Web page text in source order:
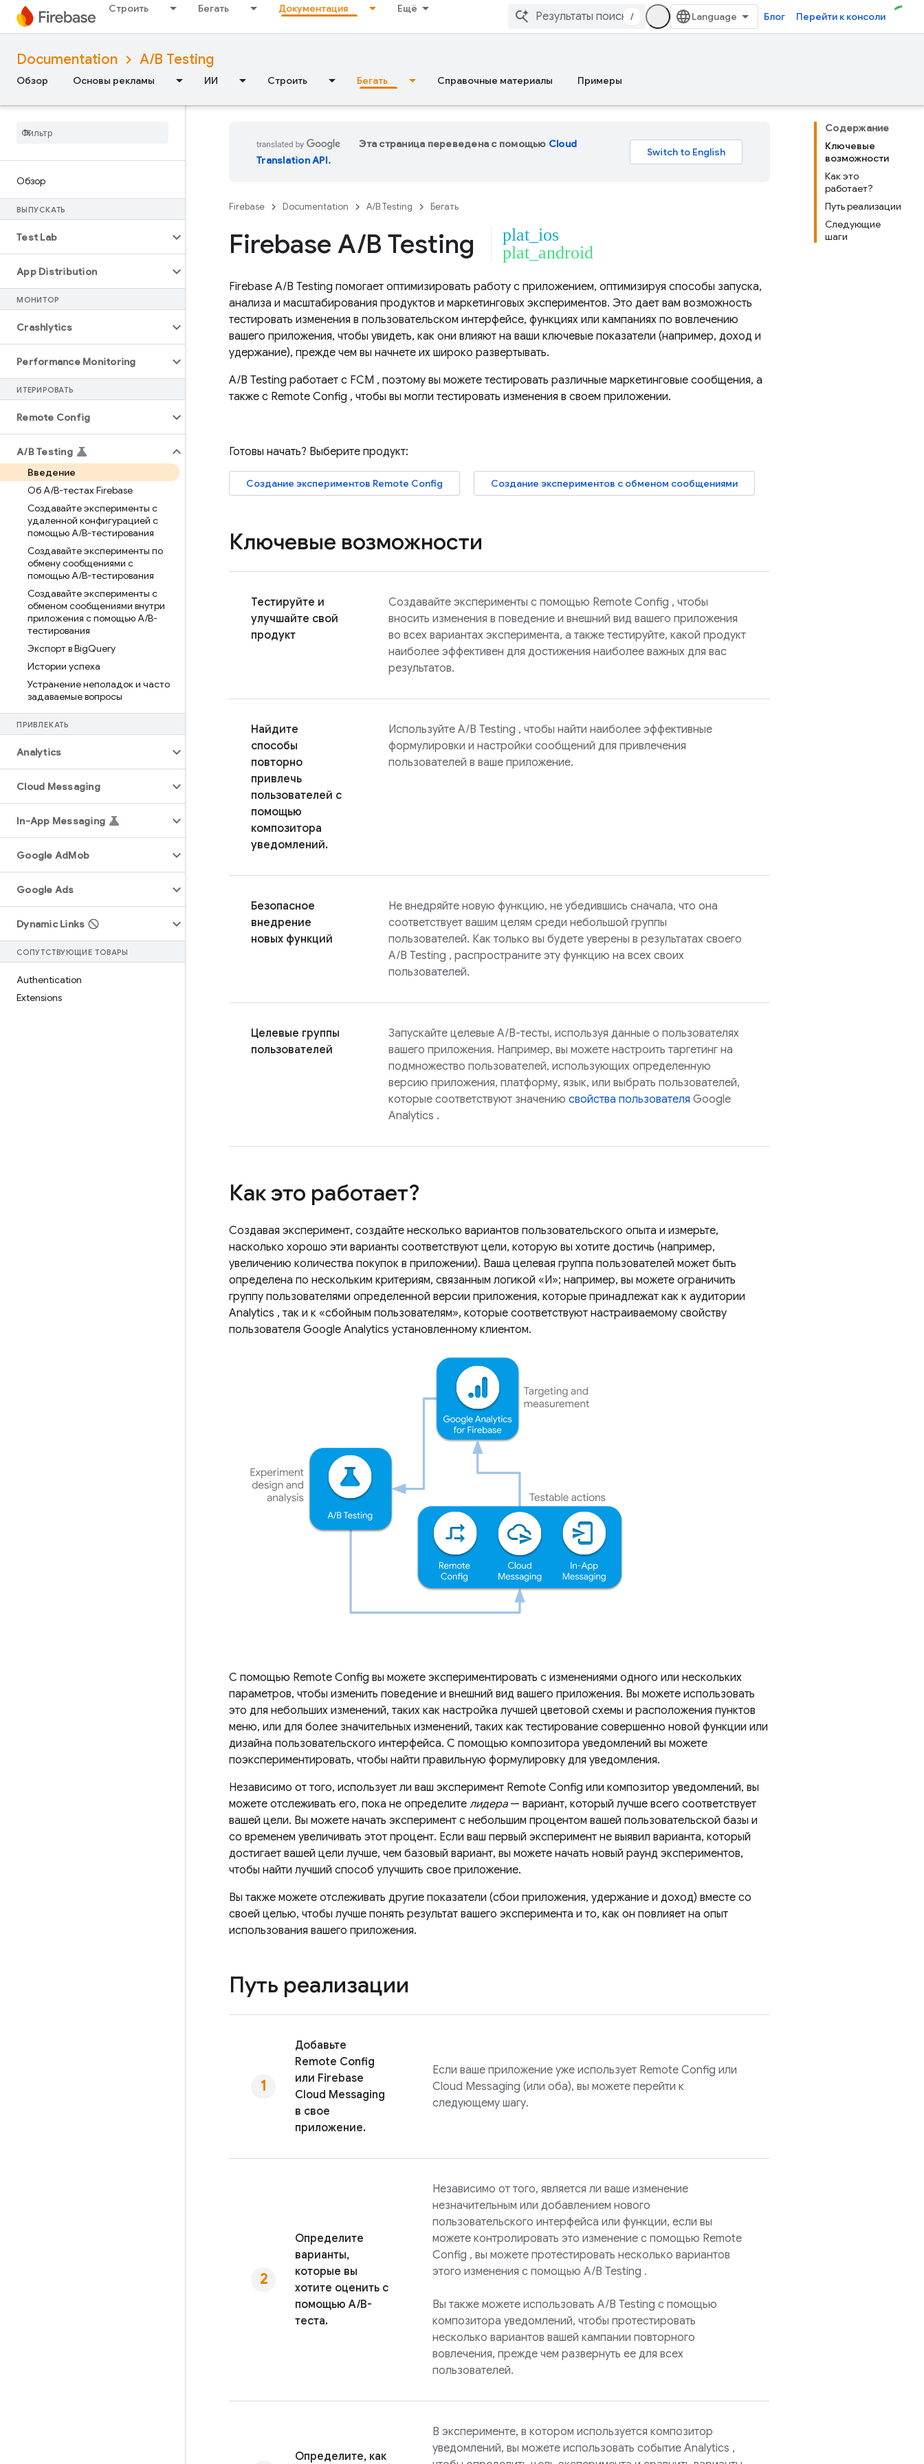
Строить Бегать Документация Ещё
/ Блог Перейти к консоли
Documentation A/B Testing
Обзор Основы рекламы ИИ Строить Бегать Справочные материалы Примеры
Обзор
ВЫПУСКАТЬ
Test Lab
App Distribution
МОНИТОР
Crashlytics
Performance Monitoring
ИТЕРИРОВАТЬ
Remote Config
A/B Testing
Введение
Об A/B-тестах Firebase
Создавайте эксперименты с
удаленной конфигурацией с
помощью A/B-тестирования
Создавайте эксперименты по
обмену сообщениями с
помощью A/B-тестирования
Создавайте эксперименты с
обменом сообщениями внутри
приложения с помощью A/B-
тестирования
Экспорт в BigQuery
Истории успеха
Устранение неполадок и часто
задаваемые вопросы
ПРИВЛЕКАТЬ
Analytics
Cloud Messaging
In-App Messaging
Google AdMob
Google Ads
Dynamic Links
СОПУТСТВУЮЩИЕ ТОВАРЫ
Authentication
Extensions
Содержание
Ключевые
возможности
Как это
работает?
Путь реализации
Следующие
шаги
Эта страница переведена с помощью Cloud
Translation API.
Firebase Documentation A/B Testing Бегать
Firebase A/B Testing
plat_ios
plat_android
Firebase A/B Testing помогает оптимизировать работу с приложением, оптимизируя способы запуска,
анализа и масштабирования продуктов и маркетинговых экспериментов. Это дает вам возможность
тестировать изменения в пользовательском интерфейсе, функциях или кампаниях по вовлечению
вашего приложения, чтобы увидеть, как они влияют на ваши ключевые показатели (например, доход и
удержание), прежде чем вы начнете их широко развертывать.
A/B Testing работает с FCM , поэтому вы можете тестировать различные маркетинговые сообщения, а
также с Remote Config , чтобы вы могли тестировать изменения в своем приложении.
Готовы начать? Выберите продукт:
Создание экспериментов Remote Config Создание экспериментов с обменом сообщениями
Ключевые возможности
Тестируйте и
улучшайте свой
продукт
Создавайте эксперименты с помощью Remote Config , чтобы
вносить изменения в поведение и внешний вид вашего приложения
во всех вариантах эксперимента, а также тестируйте, какой продукт
наиболее эффективен для достижения наиболее важных для вас
результатов.
Найдите
способы
повторно
привлечь
пользователей с
помощью
композитора
уведомлений.
Используйте A/B Testing , чтобы найти наиболее эффективные
формулировки и настройки сообщений для привлечения
пользователей в ваше приложение.
Безопасное
внедрение
новых функций
Не внедряйте новую функцию, не убедившись сначала, что она
соответствует вашим целям среди небольшой группы
пользователей. Как только вы будете уверены в результатах своего
A/B Testing , распространите эту функцию на всех своих
пользователей.
Целевые группы
пользователей
Запускайте целевые A/B-тесты, используя данные о пользователях
вашего приложения. Например, вы можете настроить таргетинг на
подмножество пользователей, использующих определенную
версию приложения, платформу, язык, или выбрать пользователей,
которые соответствуют значению свойства пользователя Google
Analytics .
Как это работает?
Создавая эксперимент, создайте несколько вариантов пользовательского опыта и измерьте,
насколько хорошо эти варианты соответствуют цели, которую вы хотите достичь (например,
увеличению количества покупок в приложении). Ваша целевая группа пользователей может быть
определена по нескольким критериям, связанным логикой «И»; например, вы можете ограничить
группу пользователями определенной версии приложения, которые принадлежат как к аудитории
Analytics , так и к «сбойным пользователям», которые соответствуют настраиваемому свойству
пользователя Google Analytics установленному клиентом.
С помощью Remote Config вы можете экспериментировать с изменениями одного или нескольких
параметров, чтобы изменить поведение и внешний вид вашего приложения. Вы можете использовать
это для небольших изменений, таких как настройка лучшей цветовой схемы и расположения пунктов
меню, или для более значительных изменений, таких как тестирование совершенно новой функции или
дизайна пользовательского интерфейса. С помощью композитора уведомлений вы можете
поэкспериментировать, чтобы найти правильную формулировку для уведомления.
Независимо от того, использует ли ваш эксперимент Remote Config или композитор уведомлений, вы
можете отслеживать его, пока не определите лидера— вариант, который лучше всего соответствует
вашей цели. Вы можете начать эксперимент с небольшим процентом вашей пользовательской базы и
со временем увеличивать этот процент. Если ваш первый эксперимент не выявил варианта, который
достигает вашей цели лучше, чем базовый вариант, вы можете начать новый раунд экспериментов,
чтобы найти лучший способ улучшить свое приложение.
Вы также можете отслеживать другие показатели (сбои приложения, удержание и доход) вместе со
своей целью, чтобы лучше понять результат вашего эксперимента и то, как он повлияет на опыт
использования вашего приложения.
Путь реализации
Добавьте
Remote Config
или Firebase
Cloud Messaging
в свое
приложение.
Если ваше приложение уже использует Remote Config или
Cloud Messaging (или оба), вы можете перейти к
следующему шагу.
Определите
варианты,
которые вы
хотите оценить с
помощью A/B-
теста.
Независимо от того, является ли ваше изменение
незначительным или добавлением нового
пользовательского интерфейса или функции, если вы
можете контролировать это изменение с помощью Remote
Config , вы можете протестировать несколько вариантов
этого изменения с помощью A/B Testing .
Вы также можете использовать A/B Testing с помощью
композитора уведомлений, чтобы протестировать
несколько вариантов вашей кампании повторного
вовлечения, прежде чем развернуть ее для всех
пользователей.
Определите, как
В эксперименте, в котором используется композитор
уведомлений, вы можете использовать событие Analytics ,